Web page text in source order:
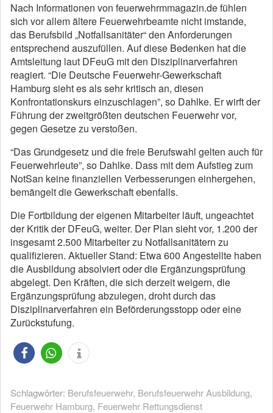
Nach Informationen von feuerwehrmmagazin.de fühlen
sich vor allem ältere Feuerwehrbeamte nicht imstande,
das Berufsbild „Notfallsanitäter“ den Anforderungen
entsprechend auszufüllen. Auf diese Bedenken hat die
Amtsleitung laut DFeuG mit den Disziplinarverfahren
reagiert. “Die Deutsche Feuerwehr-Gewerkschaft
Hamburg sieht es als sehr kritisch an, diesen
Konfrontationskurs einzuschlagen”, so Dahlke. Er wirft der
Führung der zweitgrößten deutschen Feuerwehr vor,
gegen Gesetze zu verstoßen.
“Das Grundgesetz und die freie Berufswahl gelten auch für
Feuerwehrleute”, so Dahlke. Dass mit dem Aufstieg zum
NotSan keine finanziellen Verbesserungen einhergehen,
bemängelt die Gewerkschaft ebenfalls.
Die Fortbildung der eigenen Mitarbeiter läuft, ungeachtet
der Kritik der DFeuG, weiter. Der Plan sieht vor, 1.200 der
insgesamt 2.500 Mitarbeiter zu Notfallsanitätern zu
qualifizieren. Aktueller Stand: Etwa 600 Angestellte haben
die Ausbildung absolviert oder die Ergänzungsprüfung
abgelegt. Den Kräften, die sich derzeit weigern, die
Ergänzungsprüfung abzulegen, droht durch das
Disziplinarverfahren ein Beförderungsstopp oder eine
Zurückstufung.
Schlagwörter: Berufsfeuerwehr, Berufsfeuerwehr Ausbildung,
Feuerwehr Hamburg, Feuerwehr Rettungsdienst